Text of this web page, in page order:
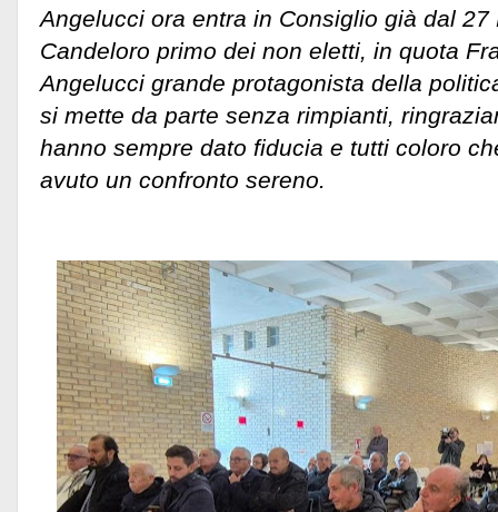
Angelucci ora entra in Consiglio già dal 27
Candeloro primo dei non eletti, in quota
Angelucci grande protagonista della
si mette da parte senza rimpianti,
hanno sempre dato fiducia e tutti coloro
avuto un confronto sereno.